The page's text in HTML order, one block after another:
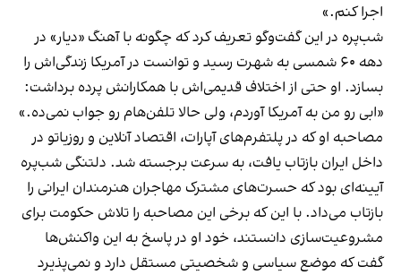
اجرا کنم.»
شب‌پره در این گفت‌وگو تعریف کرد که چگونه با آهنگ «دیار» در
دهه ۶۰ شمسی به شهرت رسید و توانست در آمریکا زندگی‌اش را
بسازد. او حتی از اختلاف قدیمی‌اش با همکارانش پرده برداشت:
«ابی رو من به آمریکا آوردم، ولی حالا تلفن‌هام رو جواب نمی‌ده.»
مصاحبه او که در پلتفرم‌های آپارات، اقتصاد آنلاین و روزیاتو در
داخل ایران بازتاب یافت، به سرعت برجسته شد. دلتنگی شب‌پره
آیینه‌ای بود که حسرت‌های مشترک مهاجران هنرمندان ایرانی را
بازتاب می‌داد. با این که برخی این مصاحبه را تلاش حکومت برای
مشروعیت‌سازی دانستند، خود او در پاسخ به این واکنش‌ها
گفت که موضع سیاسی و شخصیتی مستقل دارد و نمی‌پذیرد